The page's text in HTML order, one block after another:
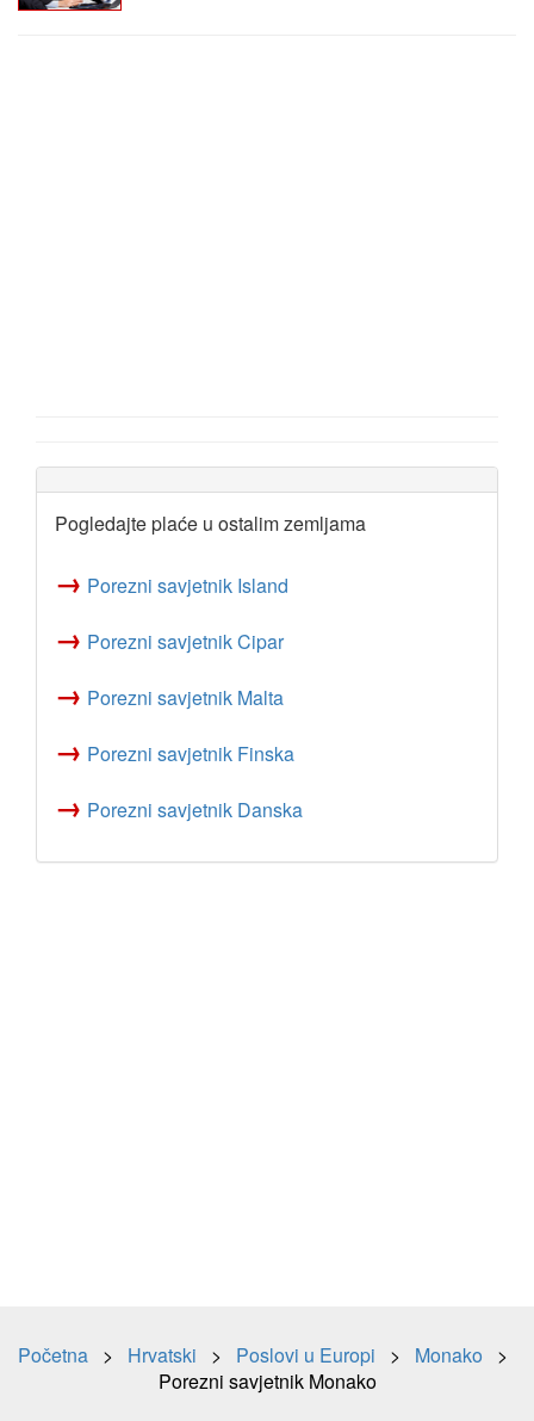
Pogledajte plaće u ostalim zemljama
→ Porezni savjetnik Island
→ Porezni savjetnik Cipar
→ Porezni savjetnik Malta
→ Porezni savjetnik Finska
→ Porezni savjetnik Danska
Početna> Hrvatski > Poslovi u Europi > Monako >
Porezni savjetnik Monako